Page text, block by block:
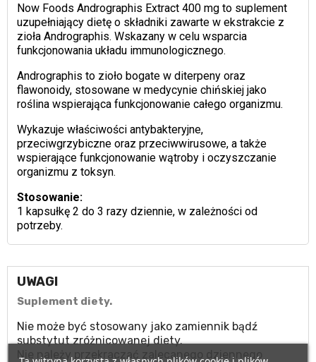
Now Foods Andrographis Extract 400 mg to suplement
uzupełniający dietę o składniki zawarte w ekstrakcie z
zioła Andrographis. Wskazany w celu wsparcia
funkcjonowania układu immunologicznego.
Andrographis to zioło bogate w diterpeny oraz
flawonoidy, stosowane w medycynie chińskiej jako
roślina wspierająca funkcjonowanie całego organizmu.
Wykazuje właściwości antybakteryjne,
przeciwgrzybiczne oraz przeciwwirusowe, a także
wspierające funkcjonowanie wątroby i oczyszczanie
organizmu z toksyn.
Stosowanie:
1 kapsułkę 2 do 3 razy dziennie, w zależności od
potrzeby.
UWAGI
Suplement diety.
Nie może być stosowany jako zamiennik bądź
substytut zróżnicowanej diety.
Nie należy przekraczać zalecanego dziennego